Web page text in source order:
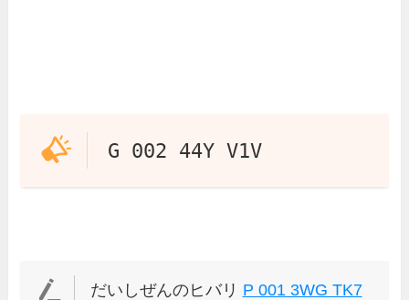
G 002 44Y V1V
だいしぜんのヒバリ P 001 3WG TK7